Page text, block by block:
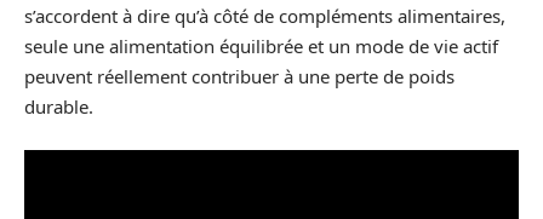
s’accordent à dire qu’à côté de compléments alimentaires,
seule une alimentation équilibrée et un mode de vie actif
peuvent réellement contribuer à une perte de poids
durable.